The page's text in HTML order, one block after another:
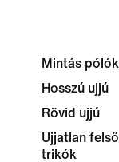
Mintás pólók
Hosszú ujjú
Rövid ujjú
Ujjatlan
trikók